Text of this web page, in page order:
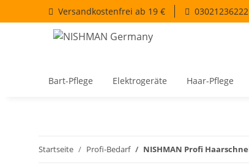
Versandkostenfrei ab 19 € 03021236222
Bart-Pflege Elektrogeräte Haar-Pflege
Startseite Profi-Bedarf NISHMAN Profi